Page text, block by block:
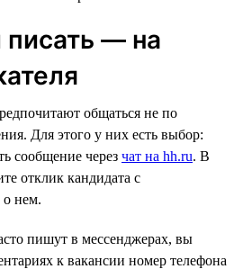
писать — на
общаться не по
Для этого у них есть выбор:
сообщение через чат на hh.ru. В
отклик кандидата с
нем.
пишут в мессенджерах, вы
к вакансии номер телефона